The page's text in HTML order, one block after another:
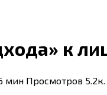
к
мин Просмотров 5.2к.